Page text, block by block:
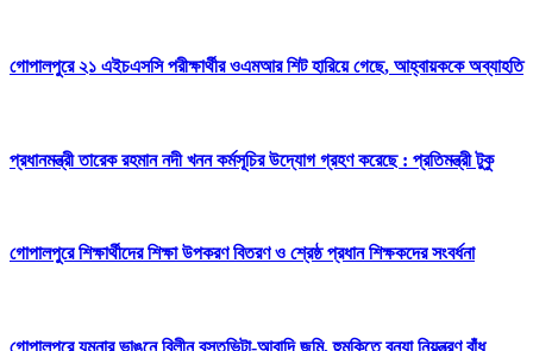
গোপালপুরে ২১ এইচএসসি পরীক্ষার্থীর ওএমআর শিট হারিয়ে গেছে, আহ্বায়ককে অব্যাহতি
প্রধানমন্ত্রী তারেক রহমান নদী খনন কর্মসূচির উদ্যোগ গ্রহণ করেছে : প্রতিমন্ত্রী টুকু
গোপালপুরে শিক্ষার্থীদের শিক্ষা উপকরণ বিতরণ ও শ্রেষ্ঠ প্রধান শিক্ষকদের সংবর্ধনা
গোপালপুরে যমুনার ভাঙনে বিলীন বসতভিটা-আবাদি জমি, হুমকিতে বন্যা নিয়ন্ত্রণ বাঁধ